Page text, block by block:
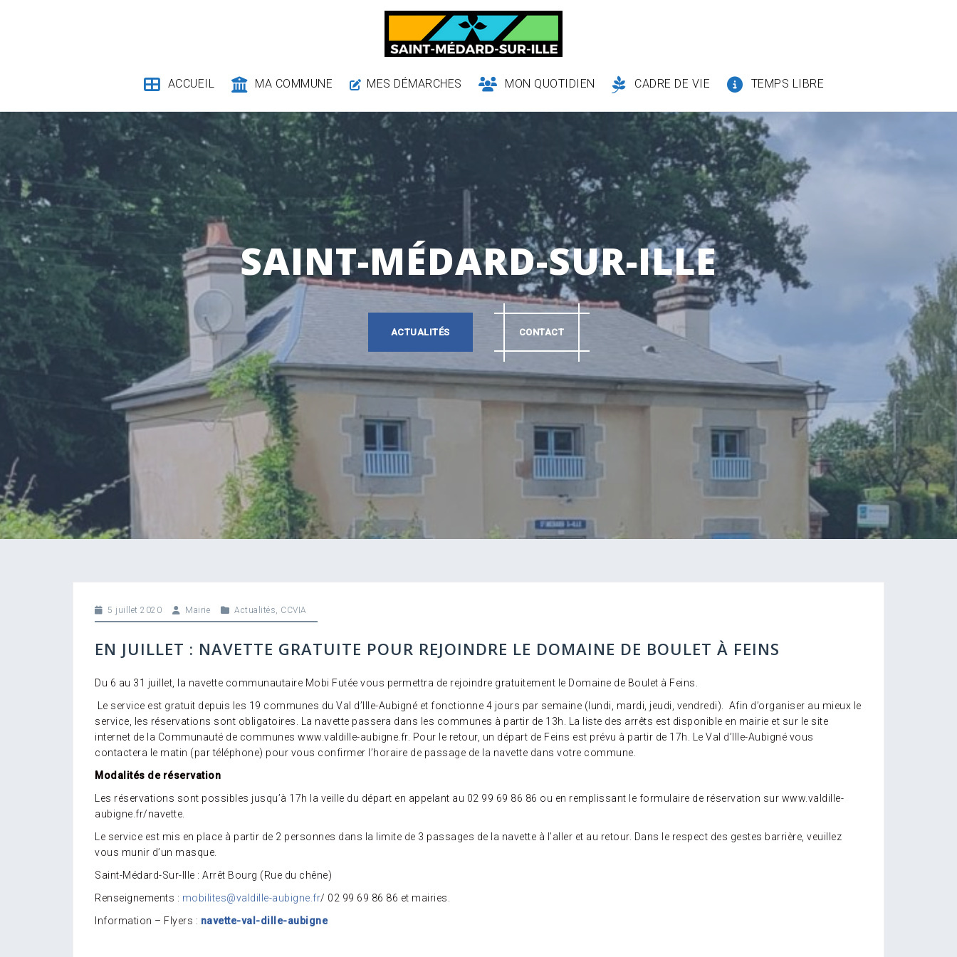
ACCUEIL MA COMMUNE MES DÉMARCHES MON QUOTIDIEN CADRE DE VIE TEMPS LIBRE
SAINT-MÉDARD-SUR-ILLE
ACTUALITÉS CONTACT
5 juillet 2020 Mairie Actualités, CCVIA
EN JUILLET : NAVETTE GRATUITE POUR REJOINDRE LE DOMAINE DE BOULET À FEINS
Du 6 au 31 juillet, la navette communautaire Mobi Futée vous permettra de rejoindre gratuitement le Domaine de Boulet à Feins.
Le service est gratuit depuis les 19 communes du Val d’Ille-Aubigné et fonctionne 4 jours par semaine (lundi, mardi, jeudi, vendredi). Afin d’organiser au mieux le
service, les réservations sont obligatoires. La navette passera dans les communes à partir de 13h. La liste des arrêts est disponible en mairie et sur le site
internet de la Communauté de communes www.valdille-aubigne.fr. Pour le retour, un départ de Feins est prévu à partir de 17h. Le Val d’Ille-Aubigné vous
contactera le matin (par téléphone) pour vous confirmer l’horaire de passage de la navette dans votre commune.
Modalités de réservation
Les réservations sont possibles jusqu’à 17h la veille du départ en appelant au 02 99 69 86 86 ou en remplissant le formulaire de réservation sur www.valdille-
aubigne.fr/navette.
Le service est mis en place à partir de 2 personnes dans la limite de 3 passages de la navette à l’aller et au retour. Dans le respect des gestes barrière, veuillez
vous munir d’un masque.
Saint-Médard-Sur-Ille : Arrêt Bourg (Rue du chêne)
Renseignements : mobilites@valdille-aubigne.fr/ 02 99 69 86 86 et mairies.
Information – Flyers : navette-val-dille-aubigne